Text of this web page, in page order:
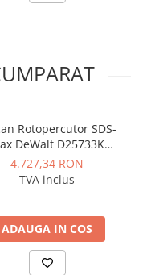
Rotopercutor SDS-
DeWalt D25733K
1600W 12.5J
4.727,34 RON
TVA inclus
ADAUGA IN COS